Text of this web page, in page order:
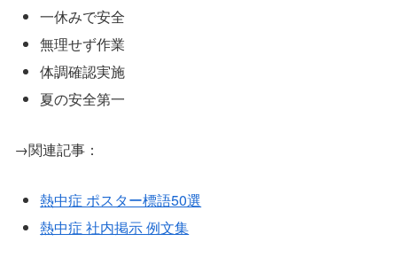
一休みで安全
無理せず作業
体調確認実施
夏の安全第一
→関連記事：
熱中症 ポスター標語50選
熱中症 社内掲示 例文集